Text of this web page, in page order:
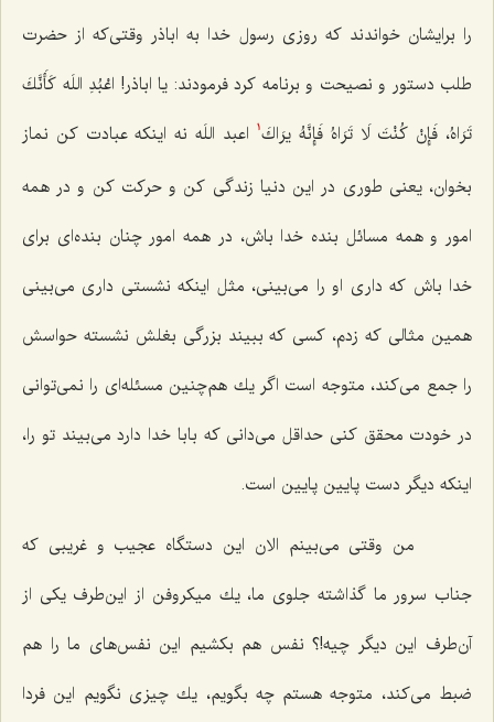
را برایشان خواندند كه روزی رسول خدا به اباذر وقتی‌كه از حضرت
طلب دستور و نصیحت و برنامه كرد فرمودند: يا اباذر! اعْبُدِ اللَه كَأَنَّكَ
تَرَاهُ، فَإِنْ كُنْتَ لَا تَرَاهُ فَإِنَّهُ يرَاكَ‌1
اعبد اللَه نه اینكه عبادت كن نماز
بخوان، یعنی طوری در این دنیا زندگی كن و حركت كن و در همه
امور و همه مسائل بنده خدا باش، در همه امور چنان بنده‌ای برای
خدا باش كه داری او را می‌بینی، مثل اینكه نشستی داری می‌بینی
همین مثالی كه زدم، كسی كه ببیند بزرگی بغلش نشسته حواسش
را جمع می‌كند، متوجه است اگر یك هم‌چنین مسئله‌ای را نمی‌توانی
در خودت محقق كنی حداقل می‌دانی كه بابا خدا دارد می‌بیند تو را،
اینكه دیگر دست پایین پایین است.
من وقتی می‌بینم الان این دستگاه عجیب و غریبی كه
جناب سرور ما گذاشته جلوی ما، یك میكروفن از این‌طرف یكی از
آن‌طرف این دیگر چیه!؟ نفس هم بكشیم این نفس‌های ما را هم
ضبط می‌كند، متوجه هستم چه بگویم، یك چیزی نگویم این فردا